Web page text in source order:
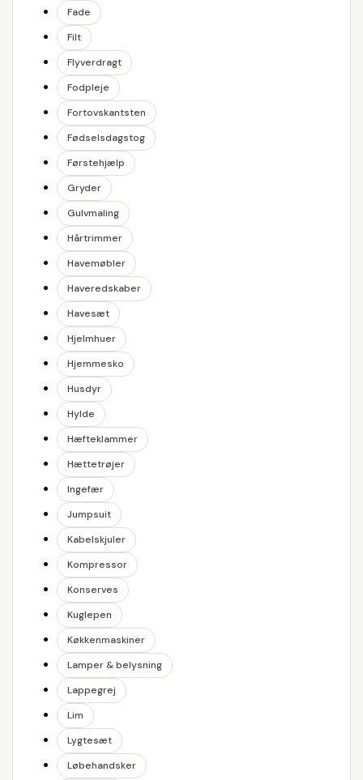
Fade
Filt
Flyverdragt
Fodpleje
Fortovskantsten
Fødselsdagstog
Førstehjælp
Gryder
Gulvmaling
Hårtrimmer
Havemøbler
Haveredskaber
Havesæt
Hjelmhuer
Hjemmesko
Husdyr
Hylde
Hæfteklammer
Hættetrøjer
Ingefær
Jumpsuit
Kabelskjuler
Kompressor
Konserves
Kuglepen
Køkkenmaskiner
Lamper & belysning
Lappegrej
Lim
Lygtesæt
Løbehandsker